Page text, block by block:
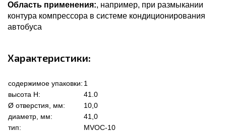
Область применения:, например, при размыкании
контура компрессора в системе кондиционирования
автобуса
Характеристики:
содержимое упаковки: 1
высота Н:
41.0
Ø отверстия, мм:
10,0
диаметр, мм:
41,0
тип:
MVOC-10